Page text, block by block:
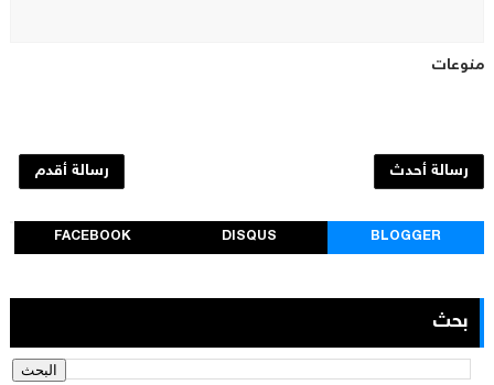
منوعات
رسالة أحدث رسالة أقدم
BLOGGER
DISQUS
FACEBOOK
بحث